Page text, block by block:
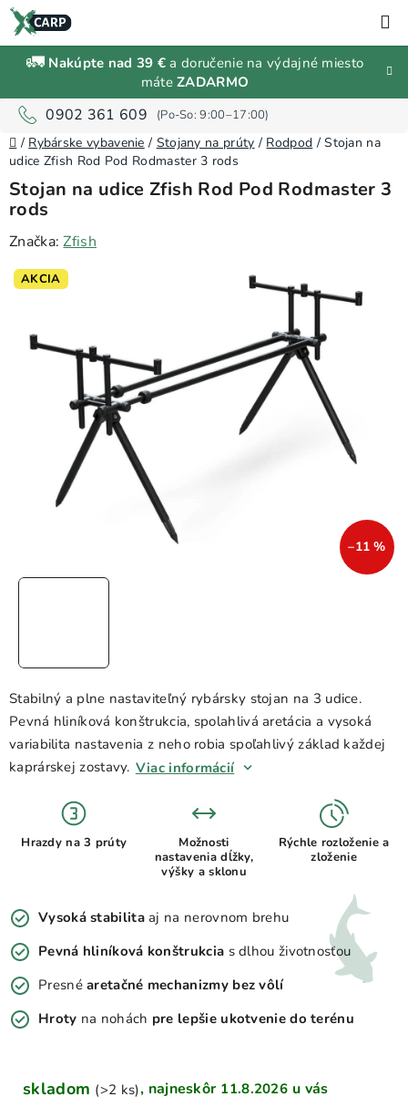
Prejsť
na
obsah
🚛 Nakúpte nad 39 € a doručenie na výdajné miesto
máteZADARMO
0902 361 609
Zľavy a
Rybárske
vybavenie
Návnady
nástrahy
Prihlásenie
registrácia
Domov
/ Rybárske vybavenie / Stojany na prúty / Rodpod / Stojan na
udice Zfish Rod Pod Rodmaster 3 rods
Stabilný a plne nastaviteľný rybársky stojan na 3 udice.
Pevná hliníková konštrukcia, spolahlivá aretácia a vysoká
variabilita nastavenia z neho robia spoľahlivý základ každej
kaprárskej zostavy. Viac informácií
Hrazdy na 3 prúty
Možnosti
nastavenia dĺžky,
výšky a sklonu
Rýchle rozloženie a
zloženie
Vysoká stabilitaaj na nerovnom brehu
Pevná hliníková konštrukcia s dlhou životnosťou
Presnéaretačné mechanizmy bez vôlí
Hroty na nohách pre lepšie ukotvenie do terénu
skladom (>2 ks)
11.8.2026
Stojan na udice Zfish Rod Pod Rodmaster 3
rods
Značka:Zfish
AKCIA
–11 %